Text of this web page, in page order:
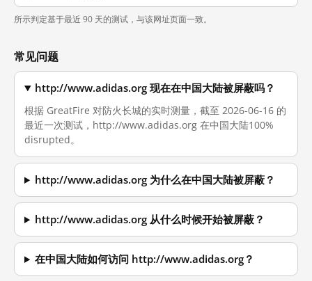
所示判定基于最近 90 天的测试，与该网址页面一致。
常见问题
http://www.adidas.org 现在在中国大陆被屏蔽吗？
根据 GreatFire 对防火长城的实时测量，截至 2026-06-16 的
最近一次测试，http://www.adidas.org 在中国大陆100%
disrupted。
http://www.adidas.org 为什么在中国大陆被屏蔽？
http://www.adidas.org 从什么时候开始被屏蔽？
在中国大陆如何访问 http://www.adidas.org？